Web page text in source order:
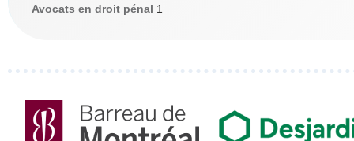
Avocats en droit pénal 1